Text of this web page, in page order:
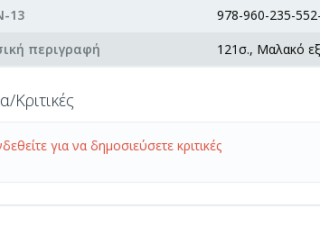
13
978-960-235-
περιγραφή
121σ., Μαλακό
Κριτικές
για να δημοσιεύσετε κριτικές